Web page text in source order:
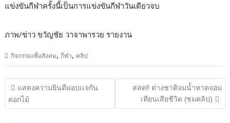
แข่งขันกีฬาครั้งนี้เป็นการแข่งขันกีฬาวันเดียวจบ
ภาพ/ข่าว ขวัญชัย วาจาพารวย รายงาน
กิจกรรมเพื่อสังคม,กีฬา, คลิป
แนะแนว
เรื่อง
แสดง​ความ​ยินดีมอบเเจกัน
ดอกไม้
สลด!! ต่างชาติจมน้ำหาดจอม
เทียนเสียชีวิต (ชมคลิป)